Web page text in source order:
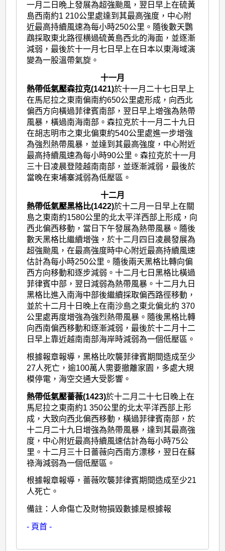
一月二日晩上發展為超強颱風，翌日早上在硫黃
島西南約1 210公里處達到其最高強度，中心附
近最高持續風速為每小時250公里。隨後數天鸚
鵡採取東北路徑横過硫黃島西北的海面，並逐漸
減弱，最後於十一月七日早上在日本以東海域演
變為一股溫帶氣旋。
十一月
熱帶低氣壓森拉克(1421)於十一月二十七日早上
在馬尼拉之東南偏南約650公里處形成，向西北
偏西方向橫過菲律賓南部，翌日早上增強為熱帶
風暴，橫過南海南部。森拉克於十一月二十九日
在胡志明市之東北偏東約540公里處進一步增強
為強烈熱帶風暴，並達到其最高強度，中心附近
最高持續風速為每小時90公里。森拉克於十一月
三十日凌晨登陸越南南部，並逐漸減弱，最後於
當晚在柬埔寨減弱為低壓區。
十二月
熱帶低氣壓黑格比(1422)於十二月一日早上在關
島之東南約1580公里的北太平洋西部上形成，向
西北偏西移動，當日下午發展為熱帶風暴。隨後
數天黑格比繼續增強，於十二月四日凌晨發展為
超強颱風，在最高強度時中心附近最高持續風速
估計為每小時250公里。隨後兩天黑格比轉向偏
西方向移動和逐步減弱。十二月七日黑格比橫過
菲律賓中部，翌日減弱為熱帶風暴。十二月九日
黑格比進入南海中部後繼續採取偏西路徑移動，
並於十二月十日晚上在南沙島之東北偏北約 370
公里處再度增強為強烈熱帶風暴。隨後黑格比轉
向西南偏西移動和逐漸減弱，最後於十二月十二
日早上靠近越南南部海岸時減弱為一個低壓區。
根據報章報導，黑格比吹襲菲律賓期間造成至少
27人死亡，逾100萬人需要撤離家園，多處大規
模停電，海空交通大受影響。
熱帶低氣壓薔薇(1423)於十二月二十七日晚上在
馬尼拉之東南約1 350公里的北太平洋西部上形
成，大致向西北偏西移動，橫過菲律賓南部，於
十二月二十九日增強為熱帶風暴，達到其最高強
度，中心附近最高持續風速估計為每小時75公
里。十二月三十日薔薇向西南方漂移，翌日在蘇
祿海減弱為一個低壓區。
根據報章報導，薔薇吹襲菲律賓期間造成至少21
人死亡。
備註：人命傷亡及財物損毀數據是根據報
- 頁首 -